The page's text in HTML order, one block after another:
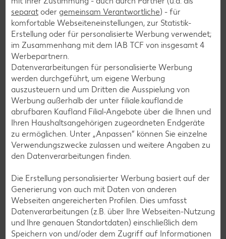
Fisch-Rezepte
Geflügel-Rezepte
Lamm-Rezepte
Grill-Rezepte
Muffin-Rezepte
Apfelkuchen-Rezepte
Schokokuchen-Rezepte
Torten-Rezepte
Pfannkuchen-Rezepte
Plätzchen-Rezepte
Smoothie-Rezepte
separat oder gemeinsam Verantwortliche) - für
komfortable Webseiteneinstellungen, zur Statistik-
Erstellung oder für personalisierte Werbung verwendet;
im Zusammenhang mit dem IAB TCF von insgesamt 4
Werbepartnern.
Datenverarbeitungen für personalisierte Werbung
werden durchgeführt, um eigene Werbung
auszusteuern und um Dritten die Ausspielung von
Werbung außerhalb der unter filiale.kaufland.de
abrufbaren Kaufland Filial-Angebote über die Ihnen und
Ihren Haushaltsangehörigen zugeordneten Endgeräte
zu ermöglichen. Unter „Anpassen“ können Sie einzelne
Verwendungszwecke zulassen und weitere Angaben zu
den Datenverarbeitungen finden.
Die Erstellung personalisierter Werbung basiert auf der
Generierung von auch mit Daten von anderen
Webseiten angereicherten Profilen. Dies umfasst
Datenverarbeitungen (z.B. über Ihre Webseiten-Nutzung
und Ihre genauen Standortdaten) einschließlich dem
Speichern von und/oder dem Zugriff auf Informationen